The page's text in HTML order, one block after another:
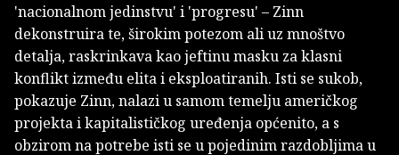
'nacionalnom jedinstvu' i 'progresu' – Zinn
dekonstruira te, širokim potezom ali uz mnoštvo
detalja, raskrinkava kao jeftinu masku za klasni
konflikt između elita i eksploatiranih. Isti se sukob,
pokazuje Zinn, nalazi u samom temelju američkog
projekta i kapitalističkog uređenja općenito, a s
obzirom na potrebe isti se u pojedinim razdobljima u